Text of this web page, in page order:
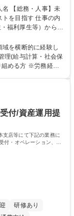
み 寮・社宅あり
す 仕事の内
福利厚生等）からお
範囲を広げ、組織運
経営推進等をお任せ
験を積んでいただき
総
ゼネラリストを目
を横断的に経験し
組める方 ※労務経験
管理など）の経験
付/資産運用提
店等にて下記の業務に
・オペレーション、お
研修あり